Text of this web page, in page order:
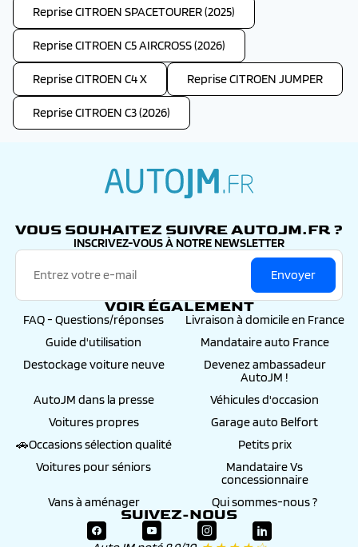
Reprise CITROEN SPACETOURER (2025)
Reprise CITROEN C5 AIRCROSS (2026)
Reprise CITROEN C4 X Reprise CITROEN JUMPER
Reprise CITROEN C3 (2026)
VOUS SOUHAITEZ SUIVRE AUTOJM.FR ?
INSCRIVEZ-VOUS À NOTRE NEWSLETTER
Envoyer
VOIR ÉGALEMENT
FAQ - Questions/réponses
Livraison à domicile en France
Guide d'utilisation
Mandataire auto France
Destockage voiture neuve
Devenez ambassadeur
AutoJM !
AutoJM dans la presse
Véhicules d'occasion
Voitures propres
Garage auto Belfort
🚗Occasions sélection qualité
Petits prix
Voitures pour séniors
Mandataire Vs
concessionnaire
Vans à aménager
Qui sommes-nous ?
SUIVEZ-NOUS